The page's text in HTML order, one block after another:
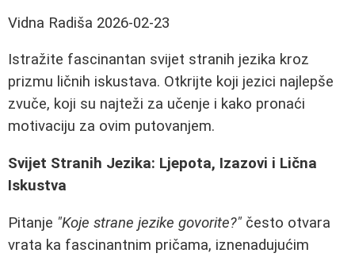
Vidna Radiša 2026-02-23
Istražite fascinantan svijet stranih jezika kroz
prizmu ličnih iskustava. Otkrijte koji jezici najlepše
zvuče, koji su najteži za učenje i kako pronaći
motivaciju za ovim putovanjem.
Svijet Stranih Jezika: Ljepota, Izazovi i Lična
Iskustva
Pitanje "Koje strane jezike govorite?" često otvara
vrata ka fascinantnim pričama, iznenadujućim